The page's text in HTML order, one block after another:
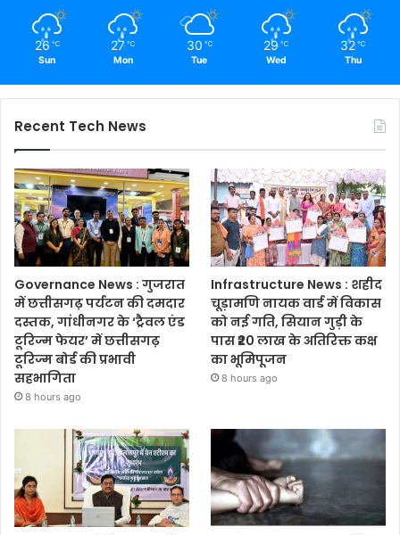
26 ℃
Sun
27 ℃
Mon
30 ℃
Tue
29 ℃
Wed
32 ℃
Thu
Recent Tech News
Governance News : गुजरात
में छत्तीसगढ़ पर्यटन की दमदार
दस्तक, गांधीनगर के ‘ट्रैवल एंड
टूरिज्म फेयर’ में छत्तीसगढ़
टूरिज्म बोर्ड की प्रभावी
सहभागिता
8 hours ago
Infrastructure News : शहीद
चूड़ामणि नायक वार्ड में विकास
को नई गति, सियान गुड़ी के
पास ₹20 लाख के अतिरिक्त कक्ष
का भूमिपूजन
8 hours ago